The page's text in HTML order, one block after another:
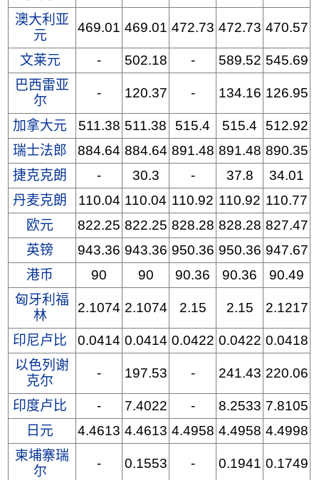
澳大利亚
元
469.01 469.01 472.73 472.73 470.57
文莱元 - 502.18 - 589.52 545.69
巴西雷亚
尔
- 120.37 - 134.16 126.95
加拿大元 511.38 511.38 515.4 515.4
512.92
瑞士法郎
884.64 884.64 891.48 891.48 890.35
捷克克朗
- 30.3 - 37.8
34.01
丹麦克朗
110.04 110.04 110.92 110.92 110.77
欧元
822.25 822.25 828.28 828.28 827.47
英镑
943.36 943.36 950.36 950.36 947.67
港币
90 90 90.36 90.36
90.49
匈牙利福
林
2.1074 2.1074 2.15 2.15 2.1217
印尼卢比 0.0414 0.0414 0.0422 0.0422 0.0418
以色列谢
克尔
- 197.53 - 241.43 220.06
印度卢比 - 7.4022 - 8.2533 7.8105
日元
4.4613 4.4613 4.4958 4.4958 4.4998
柬埔寨瑞
尔
- 0.1553 - 0.1941 0.1749